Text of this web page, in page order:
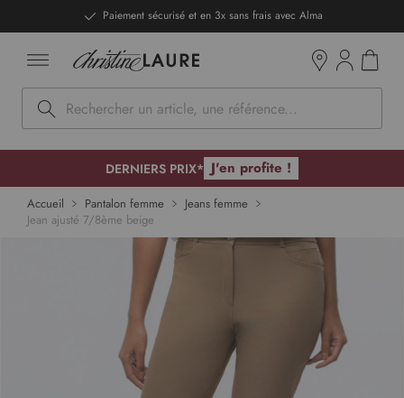
DERNIERS PRIX - Stocks limités
Rechercher
DERNIERS PRIX* J'en profite !
Accueil Pantalon femme
Jeans femme
Jean ajusté 7/8ème beige